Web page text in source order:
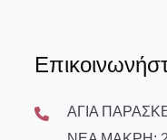
ΑΓΙΑ